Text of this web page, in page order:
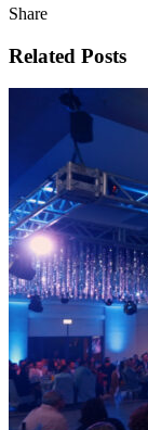
Share
Related Posts